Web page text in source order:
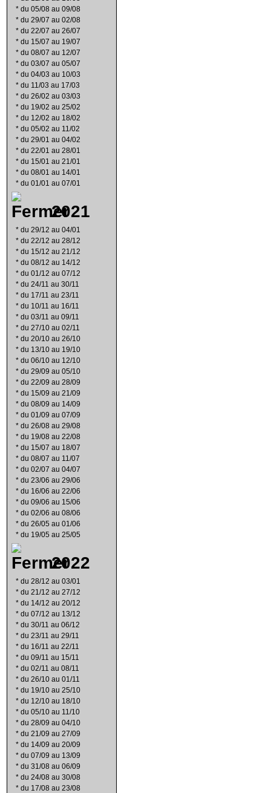
* du 05/08 au 09/08
* du 29/07 au 02/08
* du 22/07 au 26/07
* du 15/07 au 19/07
* du 08/07 au 12/07
* du 03/07 au 05/07
* du 04/03 au 10/03
* du 11/03 au 17/03
* du 26/02 au 03/03
* du 19/02 au 25/02
* du 12/02 au 18/02
* du 05/02 au 11/02
* du 29/01 au 04/02
* du 22/01 au 28/01
* du 15/01 au 21/01
* du 08/01 au 14/01
* du 01/01 au 07/01
2021
* du 29/12 au 04/01
* du 22/12 au 28/12
* du 15/12 au 21/12
* du 08/12 au 14/12
* du 01/12 au 07/12
* du 24/11 au 30/11
* du 17/11 au 23/11
* du 10/11 au 16/11
* du 03/11 au 09/11
* du 27/10 au 02/11
* du 20/10 au 26/10
* du 13/10 au 19/10
* du 06/10 au 12/10
* du 29/09 au 05/10
* du 22/09 au 28/09
* du 15/09 au 21/09
* du 08/09 au 14/09
* du 01/09 au 07/09
* du 26/08 au 29/08
* du 19/08 au 22/08
* du 15/07 au 18/07
* du 08/07 au 11/07
* du 02/07 au 04/07
* du 23/06 au 29/06
* du 16/06 au 22/06
* du 09/06 au 15/06
* du 02/06 au 08/06
* du 26/05 au 01/06
* du 19/05 au 25/05
2022
* du 28/12 au 03/01
* du 21/12 au 27/12
* du 14/12 au 20/12
* du 07/12 au 13/12
* du 30/11 au 06/12
* du 23/11 au 29/11
* du 16/11 au 22/11
* du 09/11 au 15/11
* du 02/11 au 08/11
* du 26/10 au 01/11
* du 19/10 au 25/10
* du 12/10 au 18/10
* du 05/10 au 11/10
* du 28/09 au 04/10
* du 21/09 au 27/09
* du 14/09 au 20/09
* du 07/09 au 13/09
* du 31/08 au 06/09
* du 24/08 au 30/08
* du 17/08 au 23/08